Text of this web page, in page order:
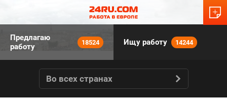
Предлагаю
работу
18524 Ищу работу 14244
Во всех странах